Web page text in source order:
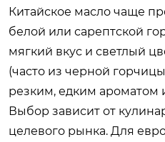
Китайское масло чаще
белой или сарептской
мягкий вкус и светлый
(часто из черной
резким, едким ароматом
Выбор зависит от
целевого рынка. Для